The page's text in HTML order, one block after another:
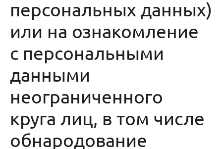
персональных данных)
или на ознакомление
с персональными
данными
неограниченного
круга лиц, в том числе
обнародование